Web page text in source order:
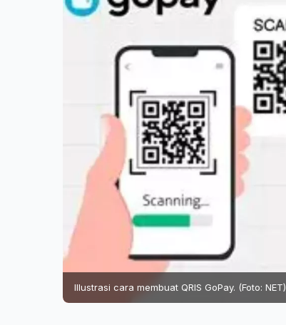
Illustrasi cara membuat QRIS GoPay. (Foto: NET)